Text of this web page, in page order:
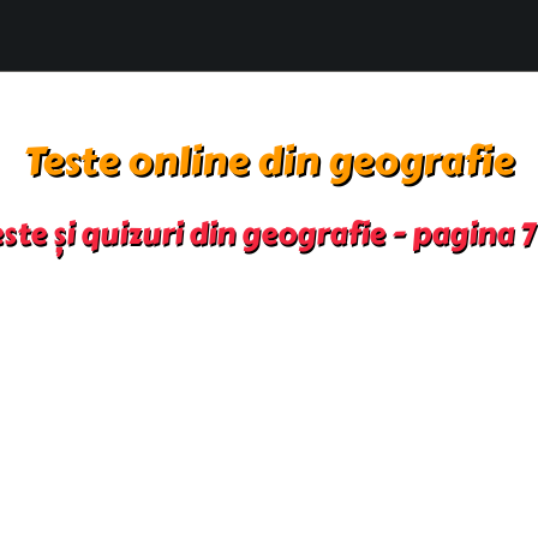
Teste online din geografie
și quizuri din geografie - pagina